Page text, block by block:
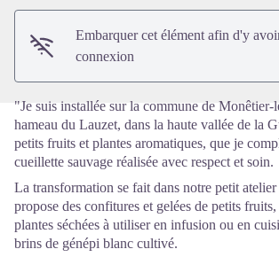
Embarquer cet élément afin d'y
connexion
"Je suis installée sur la commune de Monêtier-
hameau du Lauzet, dans la haute vallée de la
petits fruits et plantes aromatiques, que je
cueillette sauvage réalisée avec respect et soin.
La transformation se fait dans notre petit
propose des confitures et gelées de petits
plantes séchées à utiliser en infusion ou en
brins de génépi blanc cultivé.